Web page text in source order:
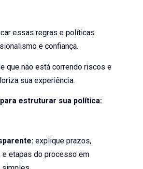
essas regras e políticas
e confiança.
que não está correndo riscos e
sua experiência.
estruturar sua política:
explique prazos,
e etapas do processo em